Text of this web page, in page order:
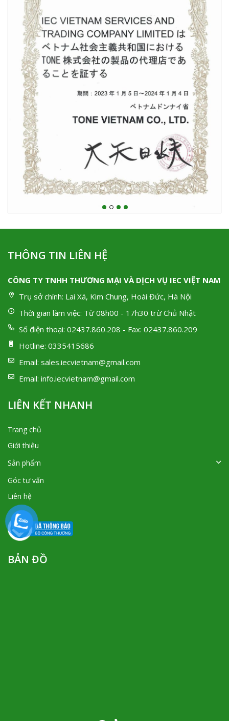
THÔNG TIN LIÊN HỆ
CÔNG TY TNHH THƯƠNG MẠI VÀ DỊCH VỤ IEC VIỆT NAM
Trụ sở chính: Lai Xá, Kim Chung, Hoài Đức, Hà Nội
Thời gian làm việc: Từ 08h00 - 17h30 trừ Chủ Nhật
Số điện thoại: 02437.860.208 - Fax: 02437.860.209
Hotline: 0335415686
Email: sales.iecvietnam@gmail.com
Email: info.iecvietnam@gmail.com
LIÊN KẾT NHANH
Trang chủ
Giới thiệu
Sản phẩm
Góc tư vấn
Liên hệ
BẢN ĐỒ